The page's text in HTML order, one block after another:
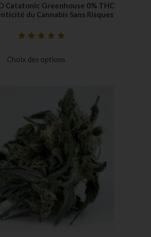
Catatonic Greenhouse 0% THC
du Cannabis Sans Risques
notations
Choix des options